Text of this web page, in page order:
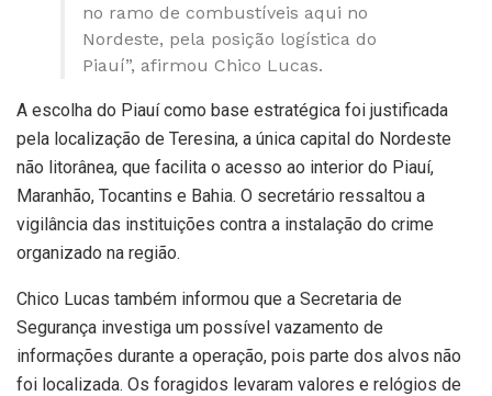
no ramo de combustíveis aqui no
Nordeste, pela posição logística do
Piauí”, afirmou Chico Lucas.
A escolha do Piauí como base estratégica foi justificada
pela localização de Teresina, a única capital do Nordeste
não litorânea, que facilita o acesso ao interior do Piauí,
Maranhão, Tocantins e Bahia. O secretário ressaltou a
vigilância das instituições contra a instalação do crime
organizado na região.
Chico Lucas também informou que a Secretaria de
Segurança investiga um possível vazamento de
informações durante a operação, pois parte dos alvos não
foi localizada. Os foragidos levaram valores e relógios de